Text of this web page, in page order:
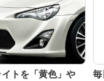
トを「黄色」や
毎